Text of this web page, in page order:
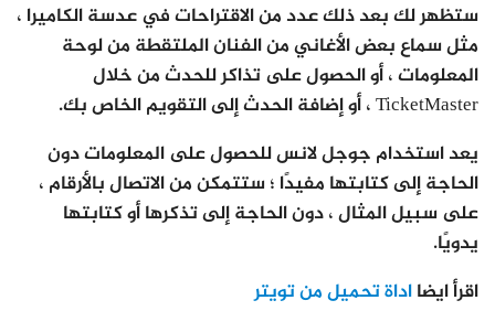
ستظهر لك بعد ذلك عدد من الاقتراحات في عدسة الكاميرا ،
مثل سماع بعض الأغاني من الفنان الملتقطة من لوحة
المعلومات ، أو الحصول على تذاكر للحدث من خلال
TicketMaster ، أو إضافة الحدث إلى التقويم الخاص بك.
يعد استخدام جوجل لانس للحصول على المعلومات دون
الحاجة إلى كتابتها مفيدًا ؛ ستتمكن من الاتصال بالأرقام ،
على سبيل المثال ، دون الحاجة إلى تذكرها أو كتابتها
يدويًا.
اقرأ ايضااداة تحميل من تويتر